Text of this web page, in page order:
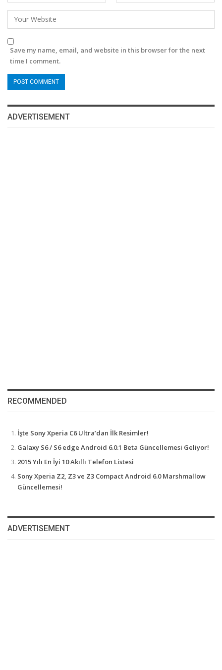
Save my name, email, and website in this browser for the next
time I comment.
ADVERTISEMENT
RECOMMENDED
İşte Sony Xperia C6 Ultra’dan İlk Resimler!
Galaxy S6 / S6 edge Android 6.0.1 Beta Güncellemesi Geliyor!
2015 Yılı En İyi 10 Akıllı Telefon Listesi
Sony Xperia Z2, Z3 ve Z3 Compact Android 6.0 Marshmallow
Güncellemesi!
ADVERTISEMENT